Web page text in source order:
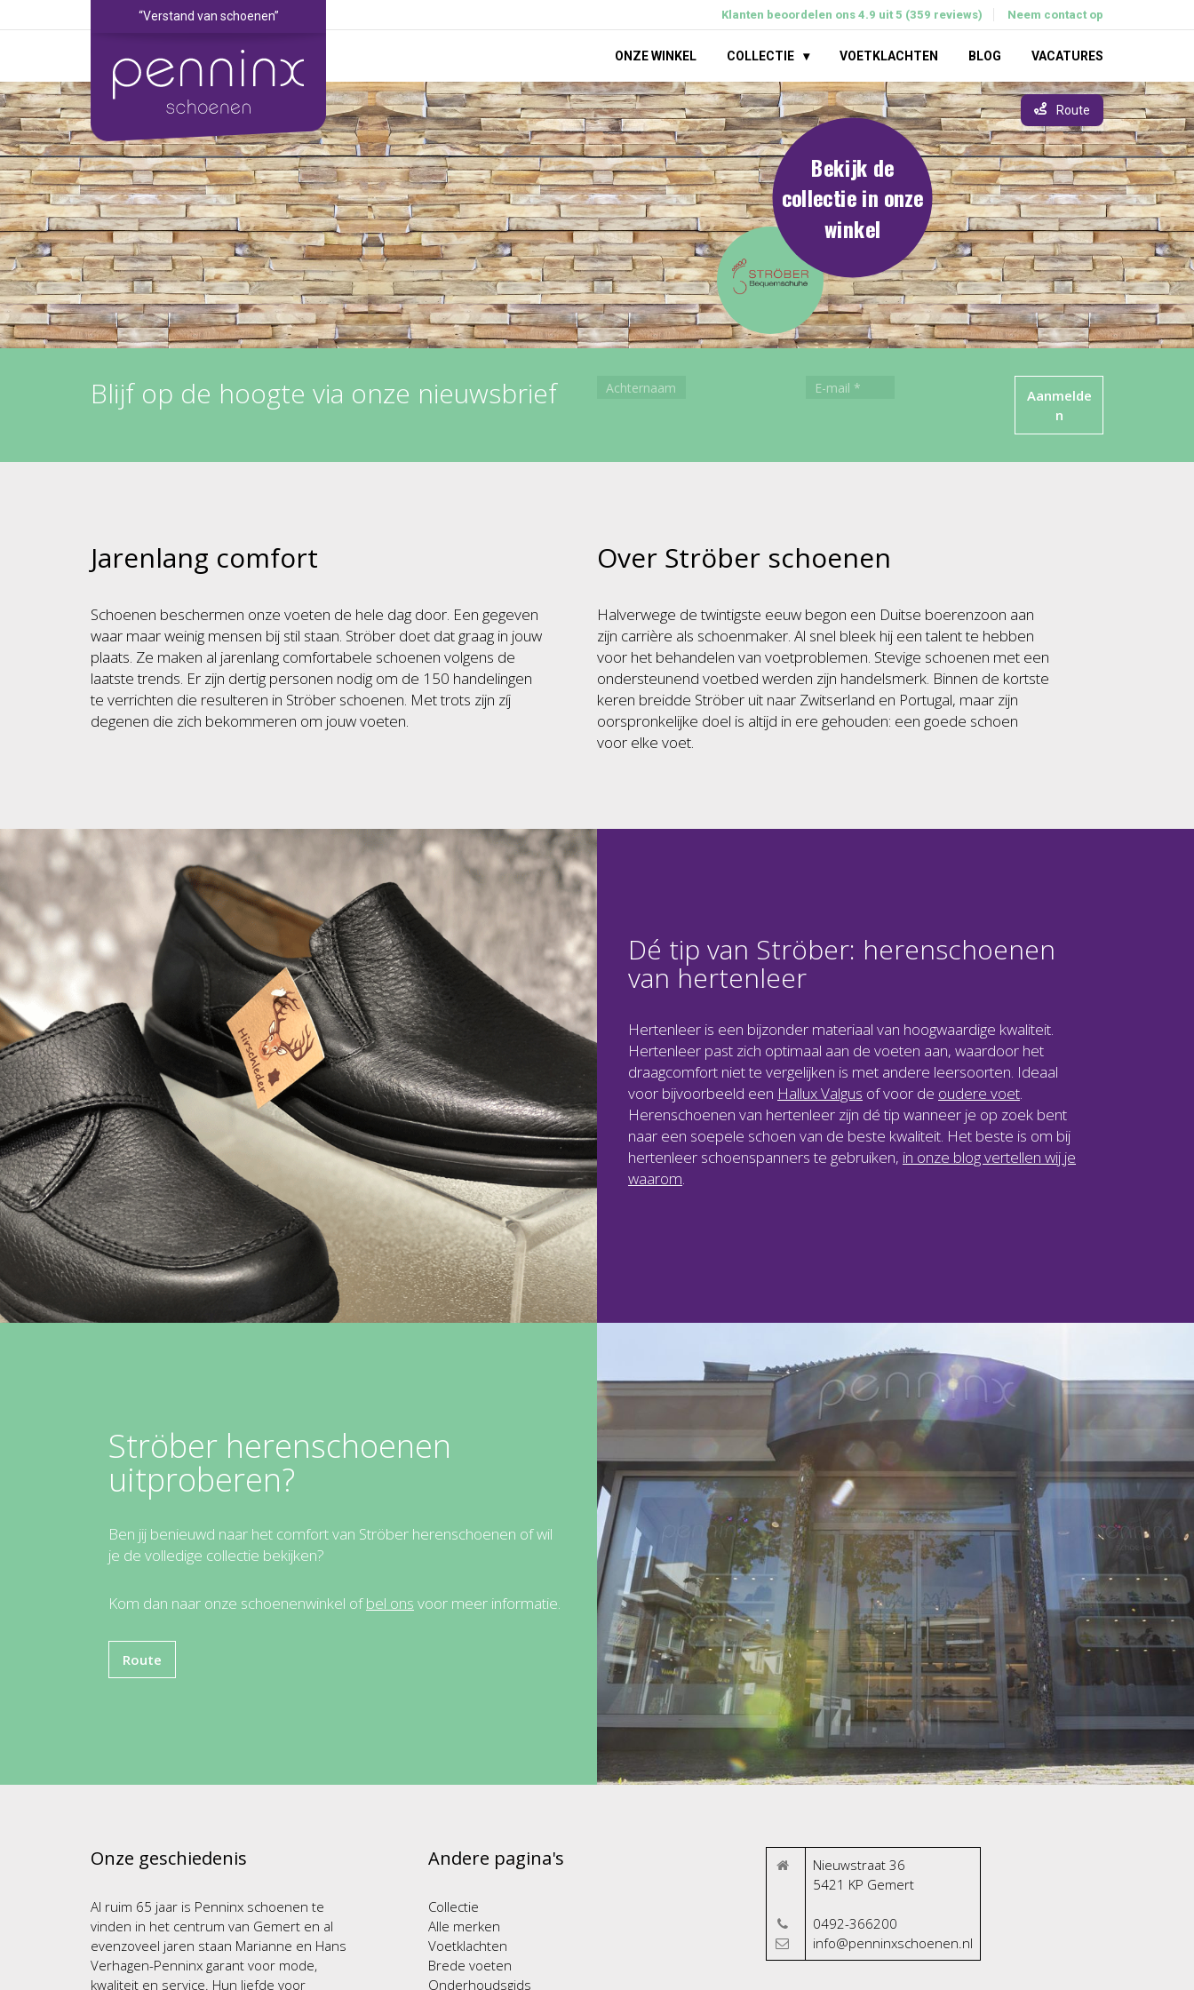
Klanten beoordelen ons 4.9 uit 5 (359 reviews) Neem contact op
“Verstand van schoenen”
ONZE WINKEL COLLECTIE VOETKLACHTEN BLOG VACATURES
Route
Bekijk de
collectie in onze
winkel
Blijf op de hoogte via onze nieuwsbrief
Jarenlang comfort
Schoenen beschermen onze voeten de hele dag door. Een gegeven
waar maar weinig mensen bij stil staan. Ströber doet dat graag in jouw
plaats. Ze maken al jarenlang comfortabele schoenen volgens de
laatste trends. Er zijn dertig personen nodig om de 150 handelingen
te verrichten die resulteren in Ströber schoenen. Met trots zijn zíj
degenen die zich bekommeren om jouw voeten.
Over Ströber schoenen
Halverwege de twintigste eeuw begon een Duitse boerenzoon aan
zijn carrière als schoenmaker. Al snel bleek hij een talent te hebben
voor het behandelen van voetproblemen. Stevige schoenen met een
ondersteunend voetbed werden zijn handelsmerk. Binnen de kortste
keren breidde Ströber uit naar Zwitserland en Portugal, maar zijn
oorspronkelijke doel is altijd in ere gehouden: een goede schoen
voor elke voet.
Dé tip van Ströber: herenschoenen
van hertenleer
Hertenleer is een bijzonder materiaal van hoogwaardige kwaliteit.
Hertenleer past zich optimaal aan de voeten aan, waardoor het
draagcomfort niet te vergelijken is met andere leersoorten. Ideaal
voor bijvoorbeeld een Hallux Valgus of voor de oudere voet.
Herenschoenen van hertenleer zijn dé tip wanneer je op zoek bent
naar een soepele schoen van de beste kwaliteit. Het beste is om bij
hertenleer schoenspanners te gebruiken, in onze blog vertellen wij je
waarom.
Ströber herenschoenen
uitproberen?
Ben jij benieuwd naar het comfort van Ströber herenschoenen of wil
je de volledige collectie bekijken?
Kom dan naar onze schoenenwinkel ofbel ons voor meer informatie.
Route
Onze geschiedenis
Al ruim 65 jaar is Penninx schoenen te
vinden in het centrum van Gemert en al
evenzoveel jaren staan Marianne en Hans
Verhagen-Penninx garant voor mode,
kwaliteit en service. Hun liefde voor
Andere pagina's
Collectie
Alle merken
Voetklachten
Brede voeten
Onderhoudsgids
Nieuwstraat 36
5421 KP Gemert
0492-366200
info@penninxschoenen.nl